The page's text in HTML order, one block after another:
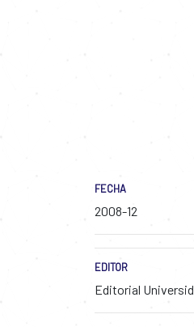
FECHA
2008-12
EDITOR
Editorial